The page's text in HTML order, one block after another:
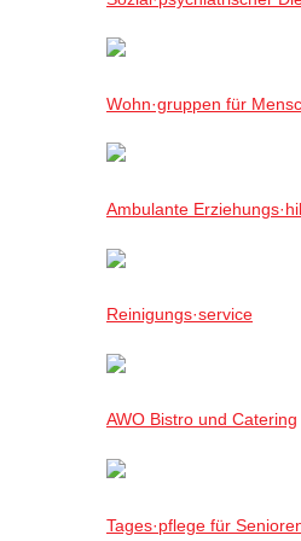
Wohn·gruppen für
Ambulante
Reinigungs·service
AWO Bistro und Catering
Tages·pflege für